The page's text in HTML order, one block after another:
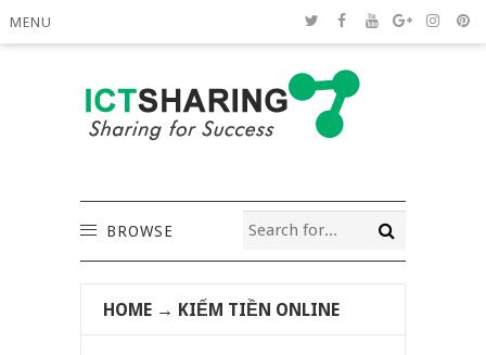
MENU
BROWSE
HOME → KIẾM TIỀN ONLINE